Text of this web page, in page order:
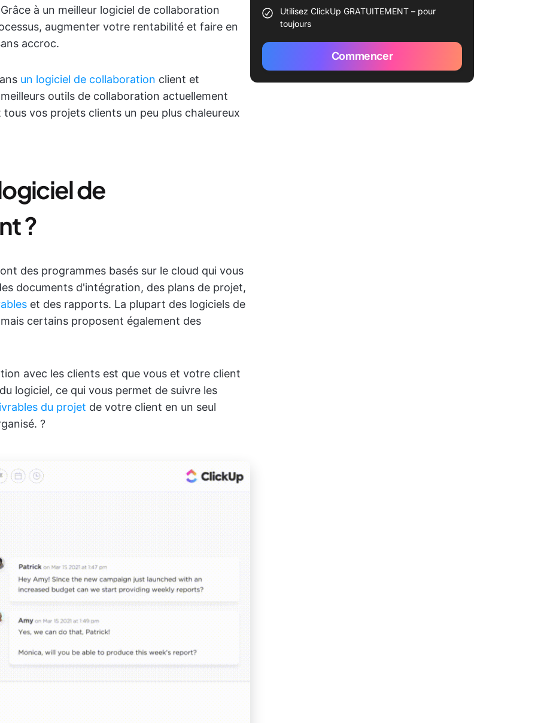
à un meilleur logiciel de collaboration
augmenter votre rentabilité et faire en
accroc.
un logiciel de collaboration client et
outils de collaboration actuellement
vos projets clients un peu plus chaleureux
de
?
des programmes basés sur le cloud qui vous
documents d'intégration, des plans de projet,
et des rapports. La plupart des logiciels de
certains proposent également des
avec les clients est que vous et votre client
logiciel, ce qui vous permet de suivre les
du projet de votre client en un seul
?
Utilisez ClickUp GRATUITEMENT – pour
toujours
Commencer